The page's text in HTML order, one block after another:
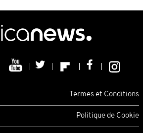
Termes et Conditions
Politique de Cookie